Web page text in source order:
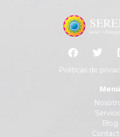
Políticas de
Menú
Blog